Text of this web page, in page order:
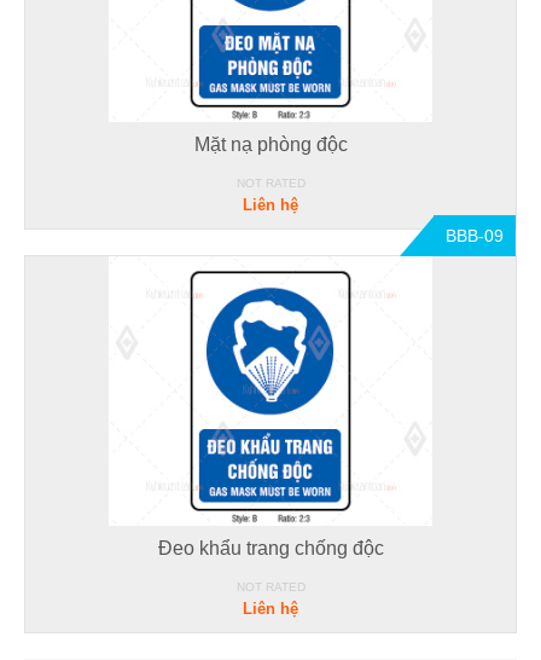
Mặt nạ phòng độc
NOT RATED
Liên hệ
BBB-09
Đeo khẩu trang chống độc
NOT RATED
Liên hệ